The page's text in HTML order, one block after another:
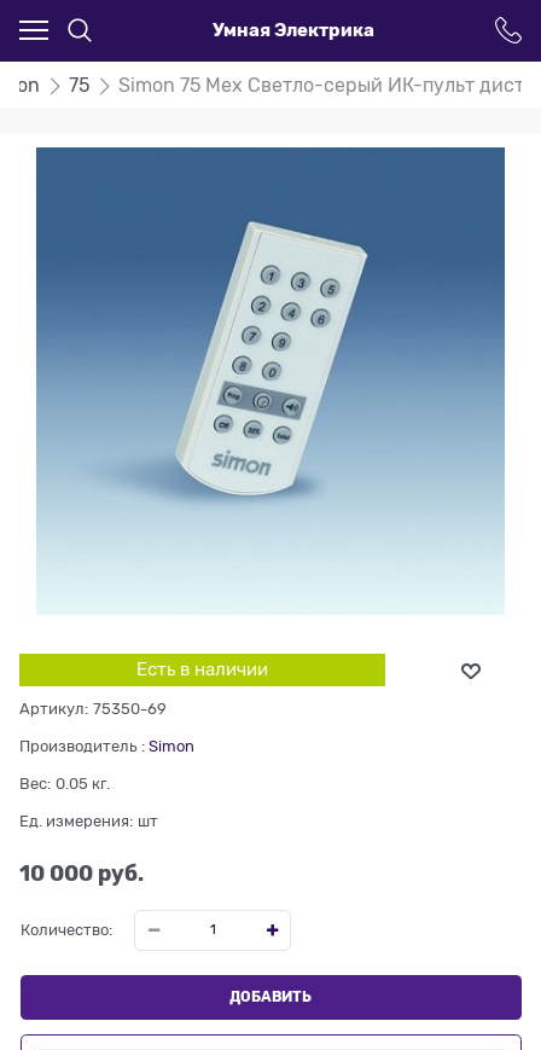
Умная Электрика
75 Simon 75 Мех Светло-серый ИК-пульт
Есть в наличии
Артикул: 75350-69
Производитель : Simon
Вес: 0.05 кг.
Ед. измерения: шт
10 000 руб.
Количество:
ДОБАВИТЬ